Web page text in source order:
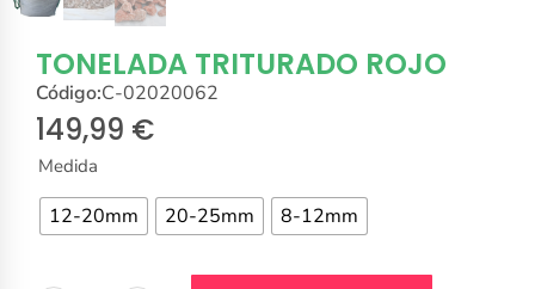
TONELADA TRITURADO ROJO
Código:C-02020062
149,99 €
Medida
12-20mm 20-25mm 8-12mm